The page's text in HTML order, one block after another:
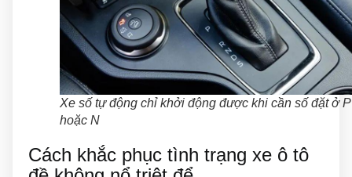
Xe số tự động chỉ khởi động được khi cần số đặt ở P
hoặc N
Cách khắc phục tình trạng xe ô tô